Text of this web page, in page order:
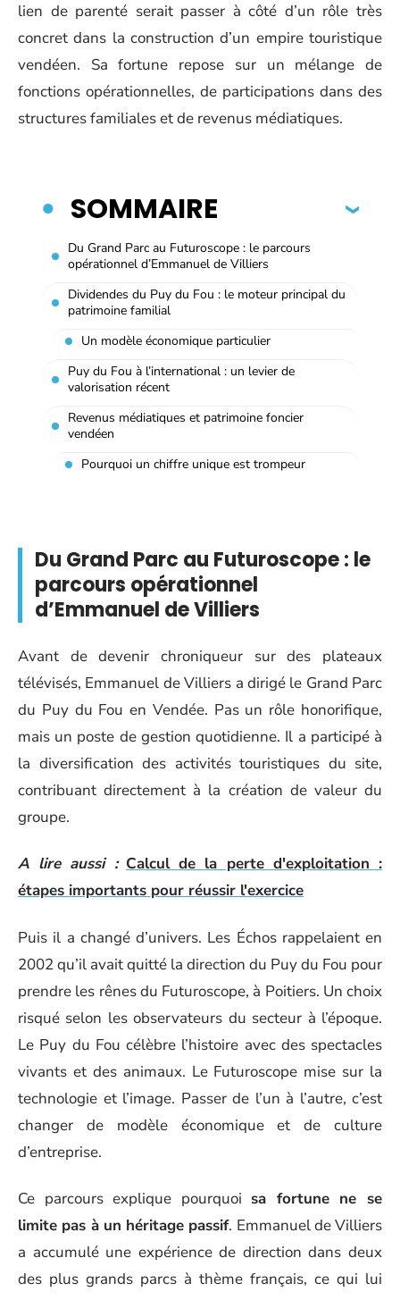
lien de parenté serait passer à côté d’un rôle très
concret dans la construction d’un empire touristique
vendéen. Sa fortune repose sur un mélange de
fonctions opérationnelles, de participations dans des
structures familiales et de revenus médiatiques.
SOMMAIRE
Du Grand Parc au Futuroscope : le parcours
opérationnel d’Emmanuel de Villiers
Dividendes du Puy du Fou : le moteur principal du
patrimoine familial
Un modèle économique particulier
Puy du Fou à l’international : un levier de
valorisation récent
Revenus médiatiques et patrimoine foncier
vendéen
Pourquoi un chiffre unique est trompeur
Du Grand Parc au Futuroscope : le
parcours opérationnel
d’Emmanuel de Villiers
Avant de devenir chroniqueur sur des plateaux
télévisés, Emmanuel de Villiers a dirigé le Grand Parc
du Puy du Fou en Vendée. Pas un rôle honorifique,
mais un poste de gestion quotidienne. Il a participé à
la diversification des activités touristiques du site,
contribuant directement à la création de valeur du
groupe.
A lire aussi : Calcul de la perte d'exploitation :
étapes importants pour réussir l'exercice
Puis il a changé d’univers. Les Échos rappelaient en
2002 qu’il avait quitté la direction du Puy du Fou pour
prendre les rênes du Futuroscope, à Poitiers. Un choix
risqué selon les observateurs du secteur à l’époque.
Le Puy du Fou célèbre l’histoire avec des spectacles
vivants et des animaux. Le Futuroscope mise sur la
technologie et l’image. Passer de l’un à l’autre, c’est
changer de modèle économique et de culture
d’entreprise.
Ce parcours explique pourquoi sa fortune ne se
limite pas à un héritage passif. Emmanuel de Villiers
a accumulé une expérience de direction dans deux
des plus grands parcs à thème français, ce qui lui